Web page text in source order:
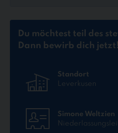
Du möchtest teil des
Dann bewirb dich jetzt!
Standort
Leverkusen
Simone Weltzien